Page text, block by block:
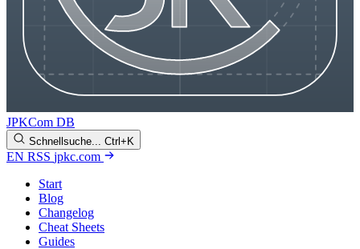
JPKCom DB
Schnellsuche... Ctrl+K
EN RSS jpkc.com
Start
Blog
Changelog
Cheat Sheets
Guides